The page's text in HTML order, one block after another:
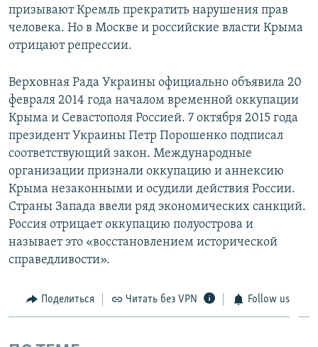
призывают Кремль прекратить нарушения прав
человека. Но в Москве и российские власти Крыма
отрицают репрессии.
Верховная Рада Украины официально объявила 20
февраля 2014 года началом временной оккупации
Крыма и Севастополя Россией. 7 октября 2015 года
президент Украины Петр Порошенко подписал
соответствующий закон. Международные
организации признали оккупацию и аннексию
Крыма незаконными и осудили действия России.
Страны Запада ввели ряд экономических санкций.
Россия отрицает оккупацию полуострова и
называет это «восстановлением исторической
справедливости».
Поделиться Читать без VPN Follow us